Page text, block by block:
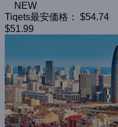
NEW
Tiqets最安価格：
$54.74
$51.99